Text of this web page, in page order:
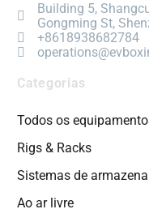
Building 5,
Gongming St,
+8618938682784
Categorias
Todos os
Rigs & Racks
Sistemas de
Ao ar livre